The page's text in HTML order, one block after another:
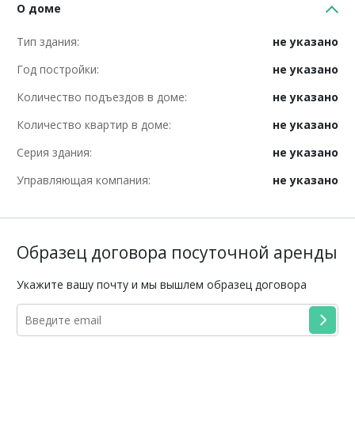
О доме
Тип здания:
не указано
Год постройки:
не указано
Количество подъездов в доме:
не указано
Количество квартир в доме:
не указано
Серия здания:
не указано
Управляющая компания:
не указано
Образец договора посуточной аренды
Укажите вашу почту и мы вышлем образец договора